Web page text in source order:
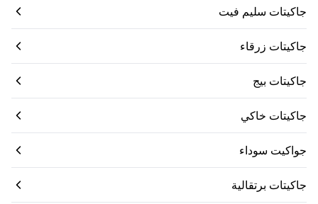
جاكيتات سليم فيت
جاكيتات زرقاء
جاكيتات بيج
جاكيتات خاكي
جواكيت سوداء
جاكيتات برتقالية